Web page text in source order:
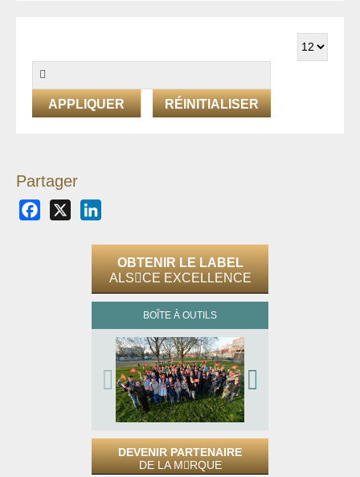
RÉINITIALISER
Partager
Facebook
OBTENIR LE LABEL
ALS
CE EXCELLENCE
BOÎTE À OUTILS
DEVENIR PARTENAIRE
DE LA M
RQUE